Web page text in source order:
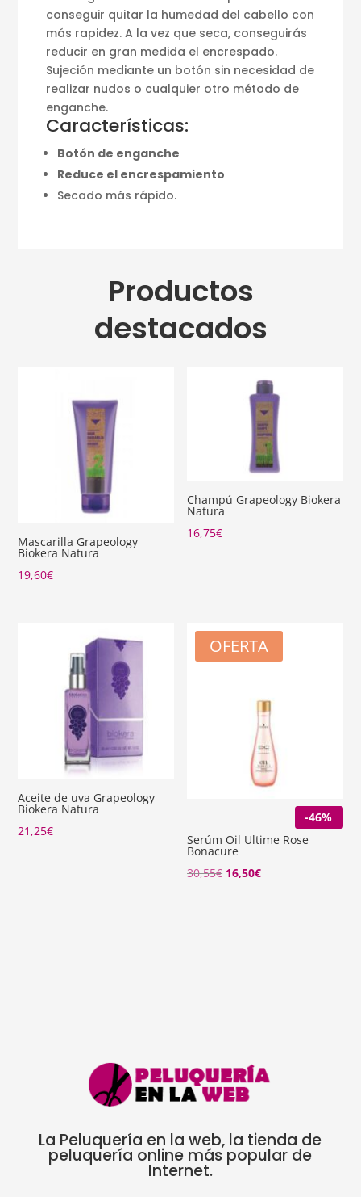
conseguir quitar la humedad del cabello con
más rapidez. A la vez que seca, conseguirás
reducir en gran medida el encrespado.
Sujeción mediante un botón sin necesidad de
realizar nudos o cualquier otro método de
enganche.
Características:
Botón de enganche
Reduce el encrespamiento
Secado más rápido.
Productos
destacados
Mascarilla Grapeology
Biokera Natura
19,60€
Champú Grapeology Biokera
Natura
16,75€
Aceite de uva Grapeology
Biokera Natura
21,25€
OFERTA
-46%
Serúm Oil Ultime Rose
Bonacure
30,55€ El
16,50€El
La Peluquería en la web, la tienda de
peluquería online más popular de
Internet.